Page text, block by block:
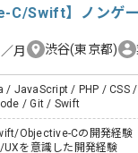
C/Swift】ノンゲ
／月 渋谷(東京都)
/ JavaScript / PHP / CSS
/ Git / Swift
Objective-Cの開発経験
UXを意識した開発経験